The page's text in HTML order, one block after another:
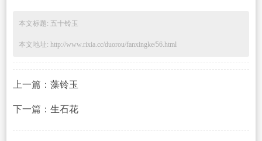
本文标题: 五十铃玉
本文地址: http://www.rixia.cc/duorou/fanxingke/56.html
上一篇： 藻铃玉
下一篇： 生石花